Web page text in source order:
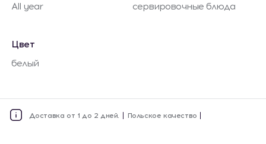
All year
сервировочные блюда
Цвет
белый
Доставка от 1 до 2 дней. Польское качество